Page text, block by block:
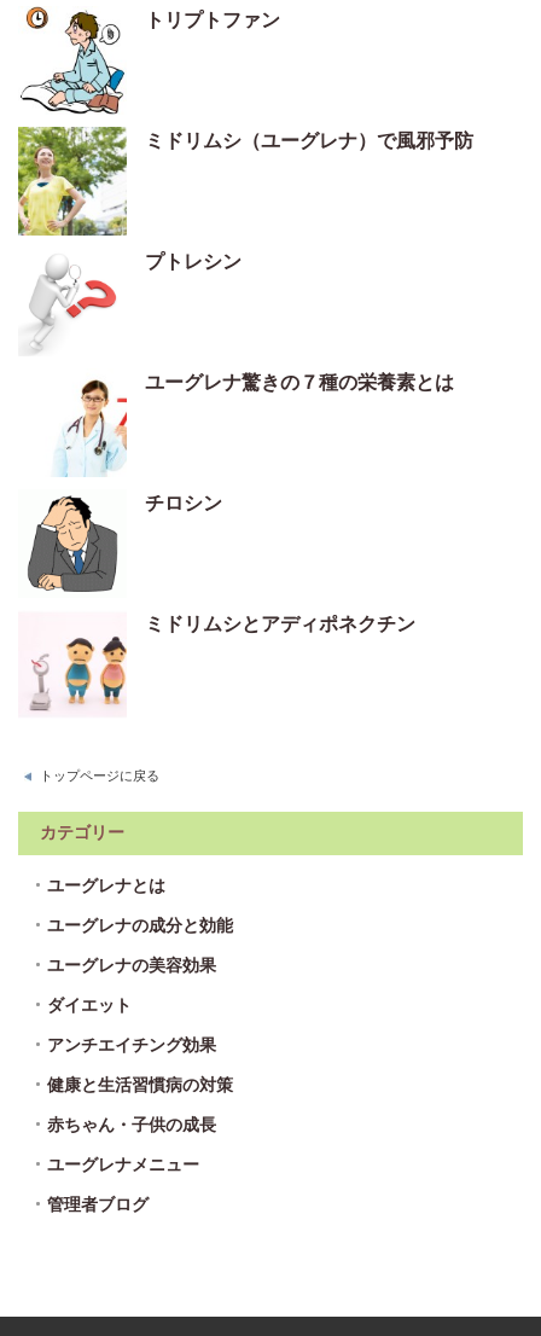
トリプトファン
ミドリムシ（ユーグレナ）で風邪予防
プトレシン
ユーグレナ驚きの７種の栄養素とは
チロシン
ミドリムシとアディポネクチン
トップページに戻る
カテゴリー
ユーグレナとは
ユーグレナの成分と効能
ユーグレナの美容効果
ダイエット
アンチエイチング効果
健康と生活習慣病の対策
赤ちゃん・子供の成長
ユーグレナメニュー
管理者ブログ